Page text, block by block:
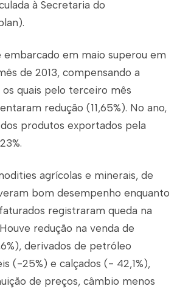
à Secretaria do
em maio superou em
de 2013, compensando a
quais pelo terceiro mês
redução (11,65%). No ano,
produtos exportados pela
agrícolas e minerais, de
bom desempenho enquanto
registraram queda na
redução na venda de
derivados de petróleo
(-25%) e calçados (- 42,1%),
de preços, câmbio menos